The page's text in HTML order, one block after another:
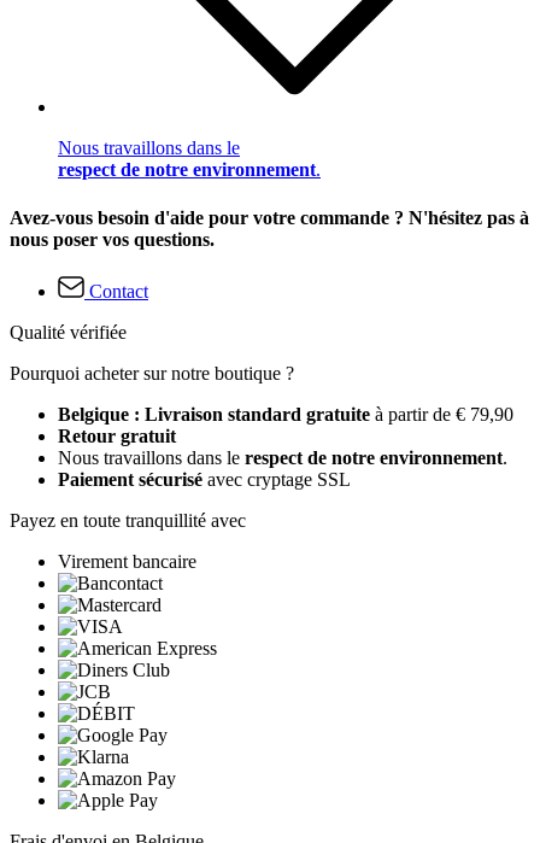
Nous travaillons dans le
respect de notre environnement.
Avez-vous besoin d'aide pour votre commande ? N'hésitez pas à
nous poser vos questions.
Contact
Qualité vérifiée
Pourquoi acheter sur notre boutique ?
Belgique : Livraison standard gratuite à partir de € 79,90
Retour gratuit
Nous travaillons dans le respect de notre environnement.
Paiement sécurisé avec cryptage SSL
Payez en toute tranquillité avec
Virement bancaire